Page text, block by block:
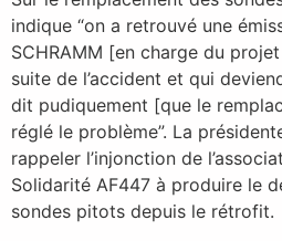
indique “on a retrouvé une
SCHRAMM [en charge du
suite de l’accident et qui
dit pudiquement [que le
réglé le problème”. La
rappeler l’injonction de
Solidarité AF447 à produire le
sondes pitots depuis le rétrofit.